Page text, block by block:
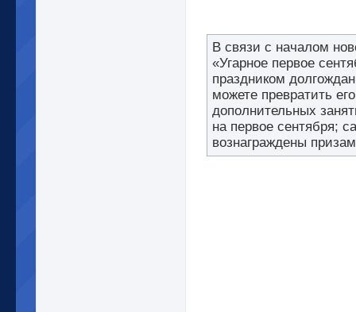
В связи с началом
«Угарное первое
праздником
можете превратить
дополнительных
на первое сентября;
вознаграждены